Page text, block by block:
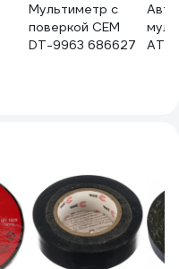
Мультиметр с
поверкой СЕМ
DT-9963 686627
AT-